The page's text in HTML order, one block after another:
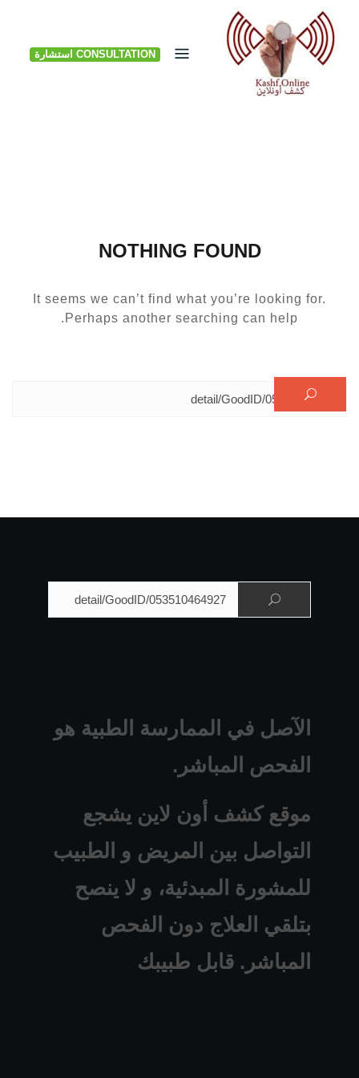
Skip
content
CONSULTATION استشارة
NOTHING FOUND
It seems we can’t find what you’re looking for.
Perhaps another searching can help.
البحث عن:
الآصل في الممارسة الطبية هو
الفحص المباشر.
موقع كشف أون لاين يشجع
التواصل بين المريض و الطبيب
للمشورة المبدئية، و لا ينصح
بتلقي العلاج دون الفحص
المباشر. قابل طبيبك